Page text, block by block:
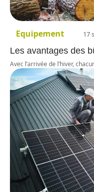
Equipement 17
Les avantages des
Avec l’arrivée de l’hiver,